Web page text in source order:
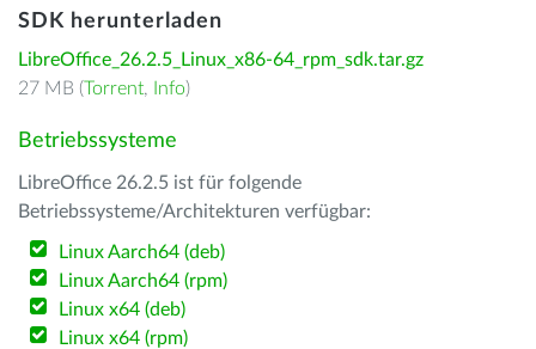
SDK herunterladen
LibreOffice_26.2.5_Linux_x86-64_rpm_sdk.tar.gz
27 MB (Torrent, Info)
Betriebssysteme
LibreOffice 26.2.5 ist für folgende
Betriebssysteme/Architekturen verfügbar:
Linux Aarch64 (deb)
Linux Aarch64 (rpm)
Linux x64 (deb)
Linux x64 (rpm)